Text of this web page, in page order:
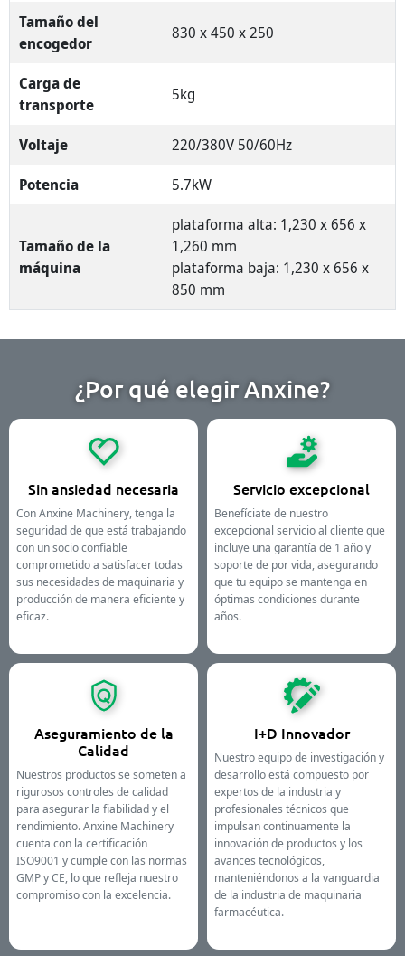
Tamaño del
encogedor
830 x 450 x 250
Carga de
transporte
5kg
Voltaje
220/380V 50/60Hz
Potencia
5.7kW
Tamaño de la
máquina
plataforma alta: 1,230 x 656 x
1,260 mm
plataforma baja: 1,230 x 656 x
850 mm
¿Por qué elegir Anxine?
Sin ansiedad necesaria
Con Anxine Machinery, tenga la
seguridad de que está trabajando
con un socio confiable
comprometido a satisfacer todas
sus necesidades de maquinaria y
producción de manera eficiente y
eficaz.
Servicio excepcional
Benefíciate de nuestro
excepcional servicio al cliente que
incluye una garantía de 1 año y
soporte de por vida, asegurando
que tu equipo se mantenga en
óptimas condiciones durante
años.
Aseguramiento de la
Calidad
Nuestros productos se someten a
rigurosos controles de calidad
para asegurar la fiabilidad y el
rendimiento. Anxine Machinery
cuenta con la certificación
ISO9001 y cumple con las normas
GMP y CE, lo que refleja nuestro
compromiso con la excelencia.
I+D Innovador
Nuestro equipo de investigación y
desarrollo está compuesto por
expertos de la industria y
profesionales técnicos que
impulsan continuamente la
innovación de productos y los
avances tecnológicos,
manteniéndonos a la vanguardia
de la industria de maquinaria
farmacéutica.